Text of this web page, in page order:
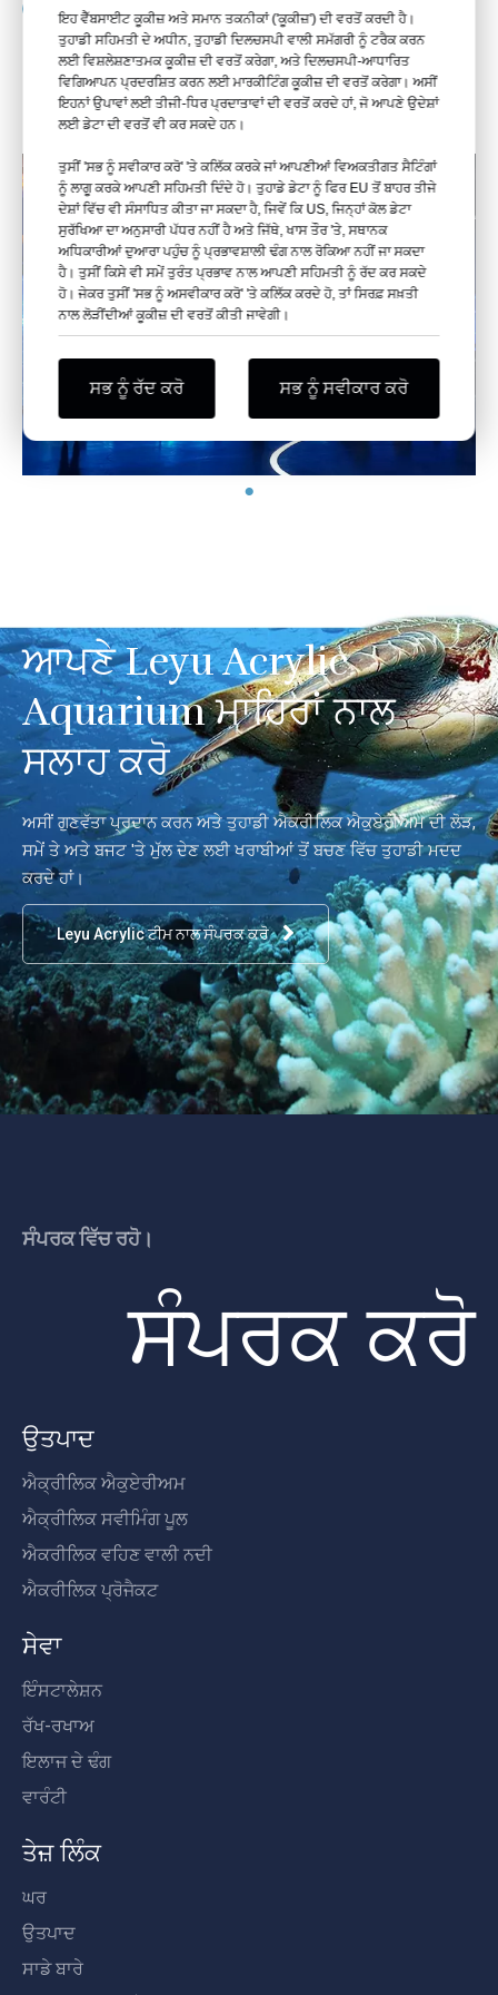
03
ਮੂਲ ਖਰੀਦਦਾਰ ਲਈ Leyu Acrylic ਦੀ ਦੇਣਦਾਰੀ ਮੁਰੰਮਤ ਜਾਂ ਬਦਲੀ ਮੁੱਲ ਤੱਕ
ਸੀਮਿਤ ਹੈ ਨਾ ਕਿ ਸਮੱਗਰੀ ਜਾਂ ਕਿਸੇ ਹੋਰ ਨਤੀਜੇ ਵਾਲੇ ਨੁਕਸਾਨ ਲਈ।
ਆਪਣੇ Leyu Acrylic
Aquarium ਮਾਹਿਰਾਂ ਨਾਲ
ਸਲਾਹ ਕਰੋ
ਅਸੀਂ ਗੁਣਵੱਤਾ ਪ੍ਰਦਾਨ ਕਰਨ ਅਤੇ ਤੁਹਾਡੀ ਐਕਰੀਲਿਕ ਐਕੁਏਰੀਅਮ ਦੀ ਲੋੜ,
ਸਮੇਂ ਤੇ ਅਤੇ ਬਜਟ 'ਤੇ ਮੁੱਲ ਦੇਣ ਲਈ ਖਰਾਬੀਆਂ ਤੋਂ ਬਚਣ ਵਿੱਚ ਤੁਹਾਡੀ ਮਦਦ
ਕਰਦੇ ਹਾਂ।
Leyu Acrylic ਟੀਮ ਨਾਲ ਸੰਪਰਕ ਕਰੋ
ਸੰਪਰਕ ਵਿੱਚ ਰਹੋ।
ਸੰਪਰਕ ਕਰੋ
ਉਤਪਾਦ
ਐਕ੍ਰੀਲਿਕ ਐਕੁਏਰੀਅਮ
ਐਕ੍ਰੀਲਿਕ ਸਵੀਮਿੰਗ ਪੂਲ
ਐਕਰੀਲਿਕ ਵਹਿਣ ਵਾਲੀ ਨਦੀ
ਐਕਰੀਲਿਕ ਪ੍ਰੋਜੈਕਟ
ਸੇਵਾ
ਇੰਸਟਾਲੇਸ਼ਨ
ਰੱਖ-ਰਖਾਅ
ਇਲਾਜ ਦੇ ਢੰਗ
ਵਾਰੰਟੀ
ਤੇਜ਼ ਲਿੰਕ
ਘਰ
ਉਤਪਾਦ
ਸਾਡੇ ਬਾਰੇ
ਇਹ ਵੈੱਬਸਾਈਟ ਕੂਕੀਜ਼ ਅਤੇ ਸਮਾਨ ਤਕਨੀਕਾਂ ('ਕੂਕੀਜ਼') ਦੀ ਵਰਤੋਂ ਕਰਦੀ ਹੈ।
ਤੁਹਾਡੀ ਸਹਿਮਤੀ ਦੇ ਅਧੀਨ, ਤੁਹਾਡੀ ਦਿਲਚਸਪੀ ਵਾਲੀ ਸਮੱਗਰੀ ਨੂੰ ਟਰੈਕ ਕਰਨ
ਲਈ ਵਿਸ਼ਲੇਸ਼ਣਾਤਮਕ ਕੂਕੀਜ਼ ਦੀ ਵਰਤੋਂ ਕਰੇਗਾ, ਅਤੇ ਦਿਲਚਸਪੀ-ਆਧਾਰਿਤ
ਵਿਗਿਆਪਨ ਪ੍ਰਦਰਸ਼ਿਤ ਕਰਨ ਲਈ ਮਾਰਕੀਟਿੰਗ ਕੂਕੀਜ਼ ਦੀ ਵਰਤੋਂ ਕਰੇਗਾ। ਅਸੀਂ
ਇਹਨਾਂ ਉਪਾਵਾਂ ਲਈ ਤੀਜੀ-ਧਿਰ ਪ੍ਰਦਾਤਾਵਾਂ ਦੀ ਵਰਤੋਂ ਕਰਦੇ ਹਾਂ, ਜੋ ਆਪਣੇ ਉਦੇਸ਼ਾਂ
ਲਈ ਡੇਟਾ ਦੀ ਵਰਤੋਂ ਵੀ ਕਰ ਸਕਦੇ ਹਨ।
ਤੁਸੀਂ 'ਸਭ ਨੂੰ ਸਵੀਕਾਰ ਕਰੋ' 'ਤੇ ਕਲਿੱਕ ਕਰਕੇ ਜਾਂ ਆਪਣੀਆਂ ਵਿਅਕਤੀਗਤ ਸੈਟਿੰਗਾਂ
ਨੂੰ ਲਾਗੂ ਕਰਕੇ ਆਪਣੀ ਸਹਿਮਤੀ ਦਿੰਦੇ ਹੋ। ਤੁਹਾਡੇ ਡੇਟਾ ਨੂੰ ਫਿਰ EU ਤੋਂ ਬਾਹਰ ਤੀਜੇ
ਦੇਸ਼ਾਂ ਵਿੱਚ ਵੀ ਸੰਸਾਧਿਤ ਕੀਤਾ ਜਾ ਸਕਦਾ ਹੈ, ਜਿਵੇਂ ਕਿ US, ਜਿਨ੍ਹਾਂ ਕੋਲ ਡੇਟਾ
ਸੁਰੱਖਿਆ ਦਾ ਅਨੁਸਾਰੀ ਪੱਧਰ ਨਹੀਂ ਹੈ ਅਤੇ ਜਿੱਥੇ, ਖਾਸ ਤੌਰ 'ਤੇ, ਸਥਾਨਕ
ਅਧਿਕਾਰੀਆਂ ਦੁਆਰਾ ਪਹੁੰਚ ਨੂੰ ਪ੍ਰਭਾਵਸ਼ਾਲੀ ਢੰਗ ਨਾਲ ਰੋਕਿਆ ਨਹੀਂ ਜਾ ਸਕਦਾ
ਹੈ। ਤੁਸੀਂ ਕਿਸੇ ਵੀ ਸਮੇਂ ਤੁਰੰਤ ਪ੍ਰਭਾਵ ਨਾਲ ਆਪਣੀ ਸਹਿਮਤੀ ਨੂੰ ਰੱਦ ਕਰ ਸਕਦੇ
ਹੋ। ਜੇਕਰ ਤੁਸੀਂ 'ਸਭ ਨੂੰ ਅਸਵੀਕਾਰ ਕਰੋ' 'ਤੇ ਕਲਿੱਕ ਕਰਦੇ ਹੋ, ਤਾਂ ਸਿਰਫ਼ ਸਖ਼ਤੀ
ਨਾਲ ਲੋੜੀਂਦੀਆਂ ਕੂਕੀਜ਼ ਦੀ ਵਰਤੋਂ ਕੀਤੀ ਜਾਵੇਗੀ।
ਸਭ ਨੂੰ ਰੱਦ ਕਰੋ ਸਭ ਨੂੰ ਸਵੀਕਾਰ ਕਰੋ